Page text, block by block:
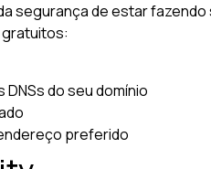
segurança de estar
do seu domínio
preferido